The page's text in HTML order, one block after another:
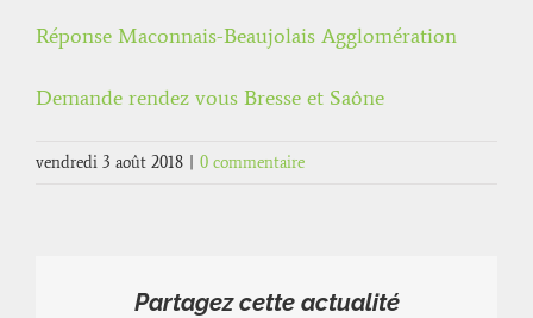
Réponse Maconnais-Beaujolais Agglomération
Demande rendez vous Bresse et Saône
vendredi 3 août 2018 0 commentaire
Partagez cette actualité